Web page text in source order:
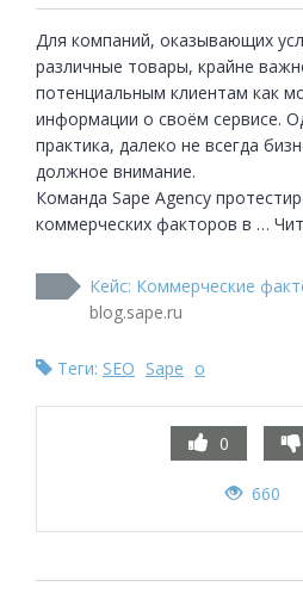
Для компаний, оказывающих
различные товары, крайне
потенциальным клиентам как
информации о своём сервисе.
практика, далеко не всегда
должное внимание.
Команда Sape Agency
коммерческих факторов в …
Кейс: ​​Коммерческие
blog.sape.ru
Теги: SEO Sape о
0
660